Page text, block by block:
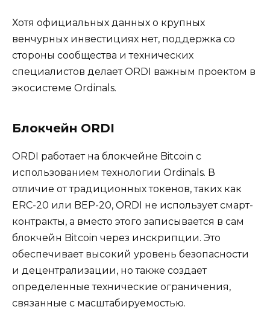
Хотя официальных данных о крупных
венчурных инвестициях нет, поддержка со
стороны сообщества и технических
специалистов делает ORDI важным проектом в
экосистеме Ordinals.
Блокчейн ORDI
ORDI работает на блокчейне Bitcoin с
использованием технологии Ordinals. В
отличие от традиционных токенов, таких как
ERC-20 или BEP-20, ORDI не использует смарт-
контракты, а вместо этого записывается в сам
блокчейн Bitcoin через инскрипции. Это
обеспечивает высокий уровень безопасности
и децентрализации, но также создает
определенные технические ограничения,
связанные с масштабируемостью.